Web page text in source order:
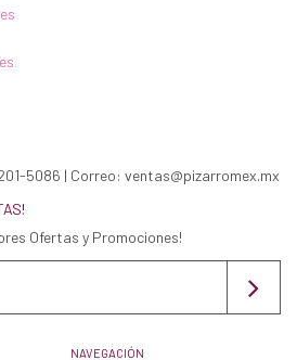
5086 | Correo: ventas@pizarromex.mx
Ofertas y Promociones!
NAVEGACIÓN